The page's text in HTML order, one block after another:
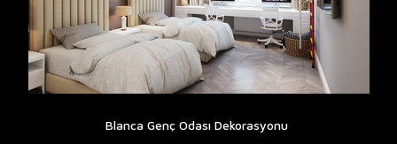
Blanca Genç Odası Dekorasyonu